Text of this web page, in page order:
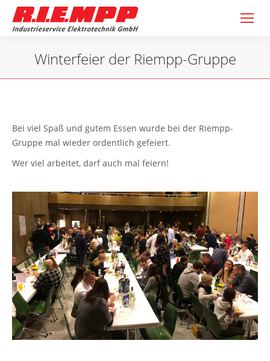
Winterfeier der Riempp-Gruppe
Sie befinden sich hier:
Bei viel Spaß und gutem Essen wurde bei der Riempp-
Gruppe mal wieder ordentlich gefeiert.
Wer viel arbeitet, darf auch mal feiern!